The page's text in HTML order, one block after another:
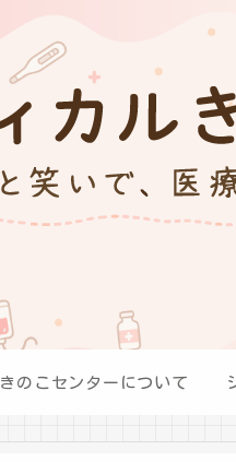
きのこセンターについて